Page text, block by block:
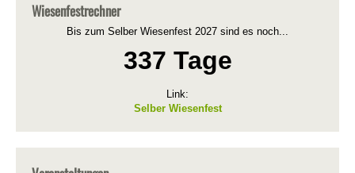
Wiesenfestrechner
Bis zum Selber Wiesenfest 2027 sind es noch...
337 Tage
Link:
Selber Wiesenfest